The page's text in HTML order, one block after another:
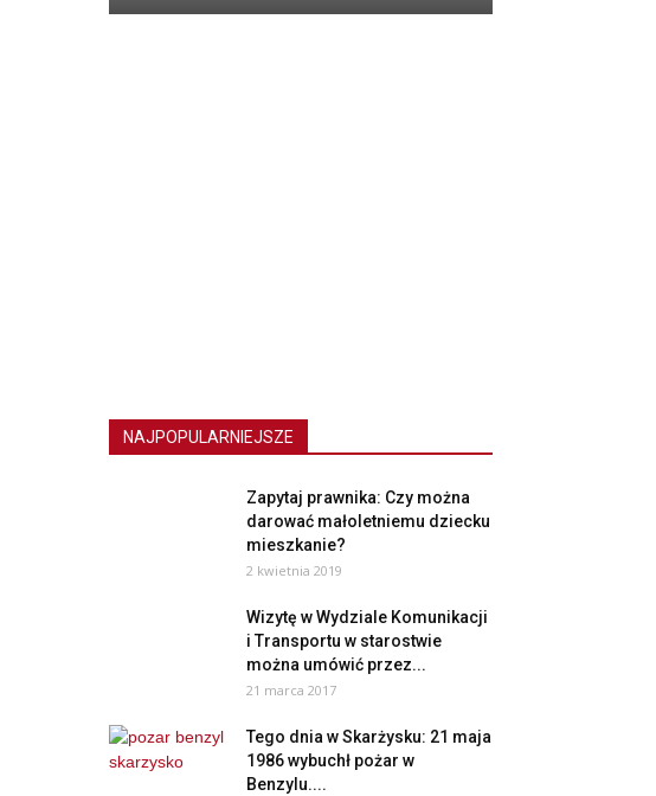
NAJPOPULARNIEJSZE
Zapytaj prawnika: Czy można
darować małoletniemu dziecku
mieszkanie?
2 kwietnia 2019
Wizytę w Wydziale Komunikacji
i Transportu w starostwie
można umówić przez...
21 marca 2017
Tego dnia w Skarżysku: 21 maja
1986 wybuchł pożar w
Benzylu....